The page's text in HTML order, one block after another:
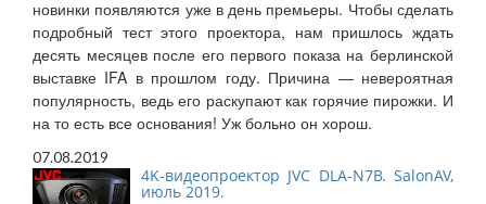
новинки появляются уже в день премьеры. Чтобы сделать
подробный тест этого проектора, нам пришлось ждать
десять месяцев после его первого показа на берлинской
выставке IFA в прошлом году. Причина — невероятная
популярность, ведь его раскупают как горячие пирожки. И
на то есть все основания! Уж больно он хорош.
07.08.2019
4K-видеопроектор JVC DLA-N7B. SalonAV,
июль 2019.